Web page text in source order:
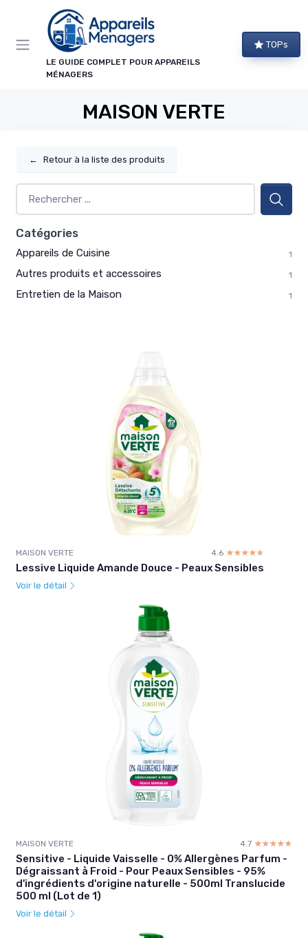
LE GUIDE COMPLET POUR APPAREILS
MÉNAGERS
TOPs
MAISON VERTE
← Retour à la liste des produits
Catégories
Appareils de Cuisine 1
Autres produits et accessoires 1
Entretien de la Maison 1
MAISON VERTE 4.6 ☆☆☆☆☆
★★★★★
Lessive Liquide Amande Douce - Peaux Sensibles
Voir le détail
MAISON VERTE 4.7 ☆☆☆☆☆
★★★★★
Sensitive - Liquide Vaisselle - 0% Allergènes Parfum -
Dégraissant à Froid - Pour Peaux Sensibles - 95%
d'ingrédients d'origine naturelle - 500ml Translucide
500 ml (Lot de 1)
Voir le détail
Panneau de gestion des cookies